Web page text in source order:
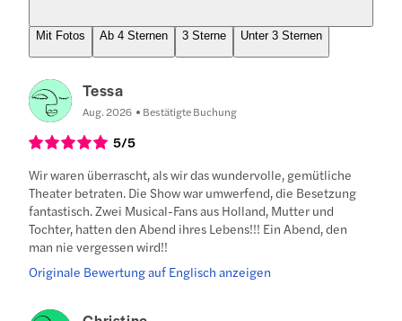
Mit Fotos Ab 4 Sternen 3 Sterne Unter 3 Sternen
Tessa
Aug. 2026 Bestätigte Buchung
5/5
Wir waren überrascht, als wir das wundervolle, gemütliche
Theater betraten. Die Show war umwerfend, die Besetzung
fantastisch. Zwei Musical-Fans aus Holland, Mutter und
Tochter, hatten den Abend ihres Lebens!!! Ein Abend, den
man nie vergessen wird!!
Originale Bewertung auf Englisch anzeigen